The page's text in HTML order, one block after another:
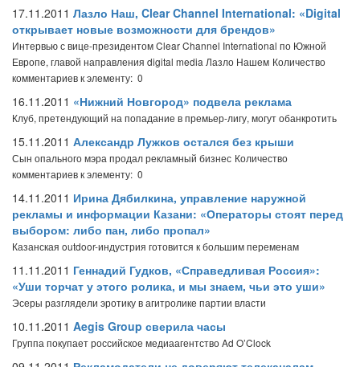
17.11.2011 Лазло Наш, Clear Channel International: «Digital
открывает новые возможности для брендов»
Интервью с вице-президентом Clear Channel International по Южной
Европе, главой направления digital media Лазло Нашем Количество
комментариев к элементу: 0
16.11.2011 «Нижний Новгород» подвела реклама
Клуб, претендующий на попадание в премьер-лигу, могут обанкротить
15.11.2011 Александр Лужков остался без крыши
Сын опального мэра продал рекламный бизнес Количество
комментариев к элементу: 0
14.11.2011 Ирина Дябилкина, управление наружной
рекламы и информации Казани: «Операторы стоят перед
выбором: либо пан, либо пропал»
Казанская outdoor-индустрия готовится к большим переменам
11.11.2011 Геннадий Гудков, «Справедливая Россия»:
«Уши торчат у этого ролика, и мы знаем, чьи это уши»
Эсеры разглядели эротику в агитролике партии власти
10.11.2011 Aegis Group сверила часы
Группа покупает российское медиаагентство Ad O’Clock